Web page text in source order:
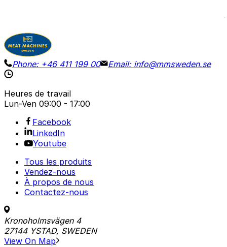
Phone: +46 411 199 00 Email: info@mmsweden.se
Heures de travail
Lun-Ven 09:00 - 17:00
Facebook
LinkedIn
Youtube
Tous les produits
Vendez-nous
À propos de nous
Contactez-nous
Kronoholmsvägen 4
27144 YSTAD, SWEDEN
View On Map